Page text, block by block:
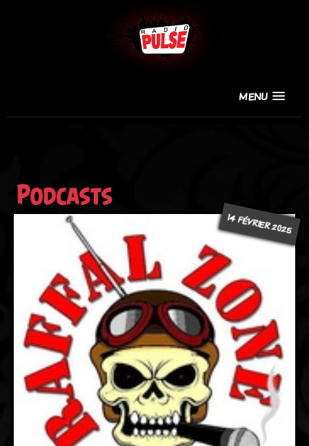
MENU
Podcasts
14 FÉVRIER 2025